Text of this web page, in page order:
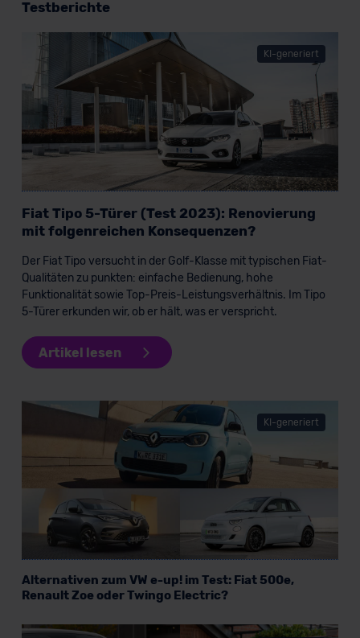
Testberichte
KI-generiert
Fiat Tipo 5-Türer (Test 2023): Renovierung
mit folgenreichen Konsequenzen?
Der Fiat Tipo versucht in der Golf-Klasse mit typischen Fiat-
Qualitäten zu punkten: einfache Bedienung, hohe
Funktionalität sowie Top-Preis-Leistungsverhältnis. Im Tipo
5-Türer erkunden wir, ob er hält, was er verspricht.
Artikel lesen
KI-generiert
Alternativen zum VW e-up! im Test: Fiat 500e,
Renault Zoe oder Twingo Electric?